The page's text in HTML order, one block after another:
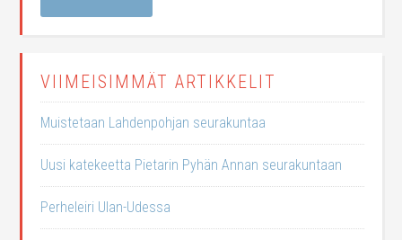
VIIMEISIMMÄT ARTIKKELIT
Muistetaan Lahdenpohjan seurakuntaa
Uusi katekeetta Pietarin Pyhän Annan seurakuntaan
Perheleiri Ulan-Udessa